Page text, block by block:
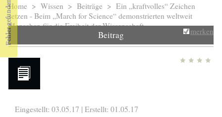
Sie sind hier
Home > Wissen > Beiträge > Ein „kraftvolles“ Zeichen
setzen - Beim „March for Science“ demonstrierten weltweit
Menschen für die Freiheit der Wissenschaft
Beitrag merken
Eingestellt: 03.05.17 | Erstellt: 01.05.17